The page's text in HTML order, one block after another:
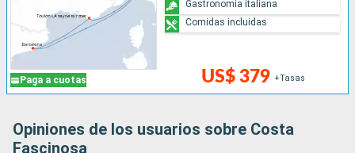
Paga a cuotas US$ 379 +Tasas
Gastronomía italiana
Comidas incluidas
Opiniones de los usuarios sobre Costa
Fascinosa